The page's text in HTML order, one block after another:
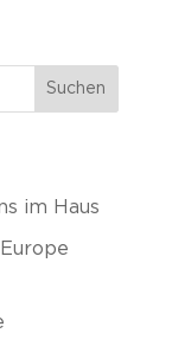
Suchen
im Haus